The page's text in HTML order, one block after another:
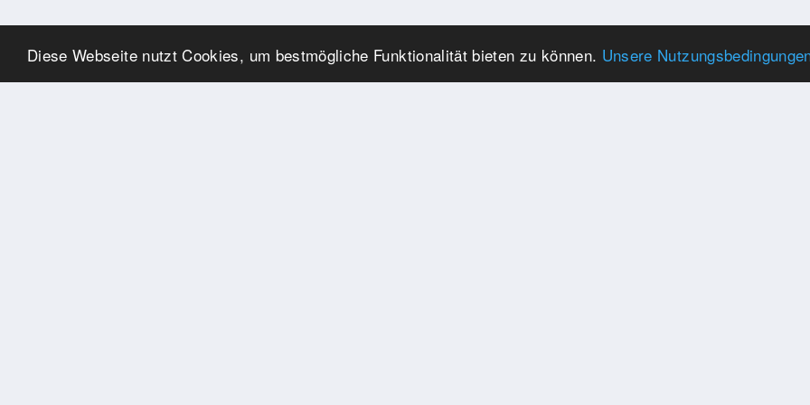
Diese Webseite nutzt Cookies, um bestmögliche Funktionalität bieten zu können. Unsere